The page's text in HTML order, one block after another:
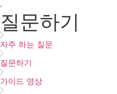
·
질문하기
자주 하는 질문
질문하기
가이드 영상